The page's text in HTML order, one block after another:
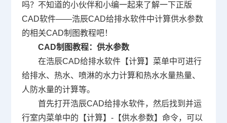
吗？不知道的小伙伴和小编一起来了解一下正版
CAD软件——浩辰CAD给排水软件中计算供水参数
的相关CAD制图教程吧！
CAD制图教程：供水参数
在浩辰CAD给排水软件【计算】菜单中可进行
给排水、热水、喷淋的水力计算和热水水量热量、
人防水量的计算等。
首先打开浩辰CAD给排水软件，然后找到并运
行室内菜单中的【计算】-【供水参数】命令，可以